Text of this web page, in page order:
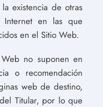
existencia de otras
Internet en las que
en el Sitio Web.
no suponen en
o recomendación
web de destino,
Titular, por lo que